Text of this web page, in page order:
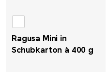
Ragusa Mini in
Schubkarton à 400 g